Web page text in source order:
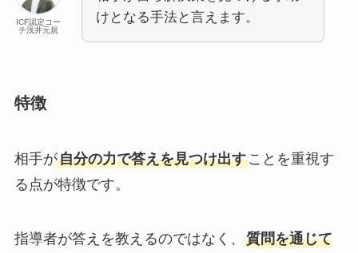
ICF認定コー
チ浅井元規
けとなる手法と言えます。
特徴
相手が自分の力で答えを見つけ出すことを重視す
る点が特徴です。
指導者が答えを教えるのではなく、 質問を通じて